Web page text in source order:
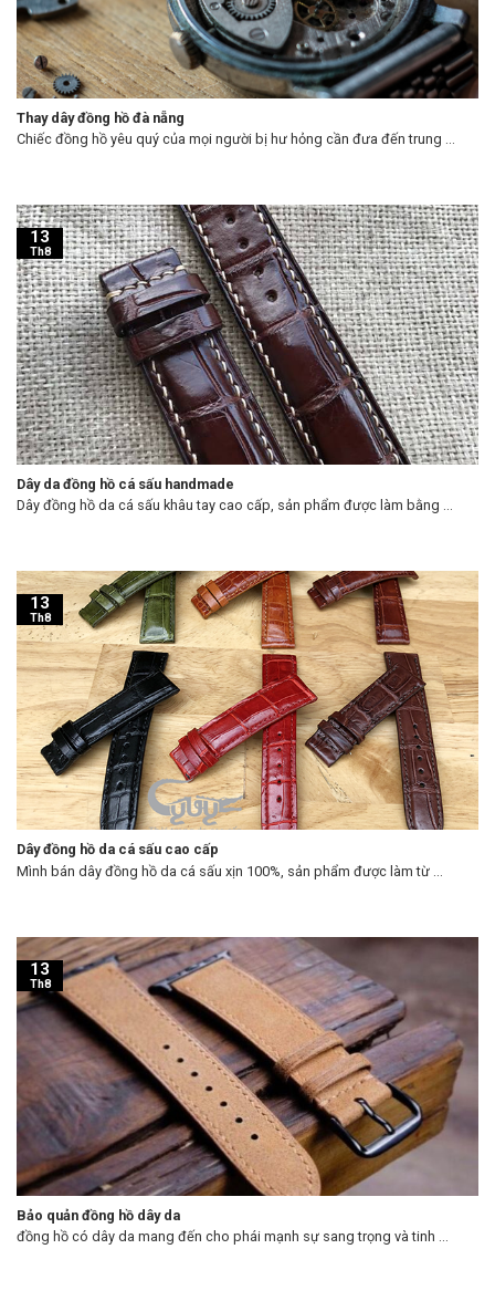
Thay dây đồng hồ đà nẵng
Chiếc đồng hồ yêu quý của mọi người bị hư hỏng cần đưa đến trung ...
Dây da đồng hồ cá sấu handmade
Dây đồng hồ da cá sấu khâu tay cao cấp, sản phẩm được làm bằng ...
13
Th8
Dây đồng hồ da cá sấu cao cấp
Mình bán dây đồng hồ da cá sấu xịn 100%, sản phẩm được làm từ ...
13
Th8
Bảo quản đồng hồ dây da
đồng hồ có dây da mang đến cho phái mạnh sự sang trọng và tinh ...
13
Th8